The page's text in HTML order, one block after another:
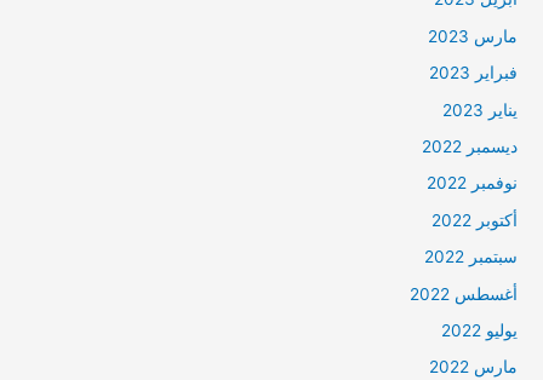
مارس 2023
فبراير 2023
يناير 2023
ديسمبر 2022
نوفمبر 2022
أكتوبر 2022
سبتمبر 2022
أغسطس 2022
يوليو 2022
مارس 2022